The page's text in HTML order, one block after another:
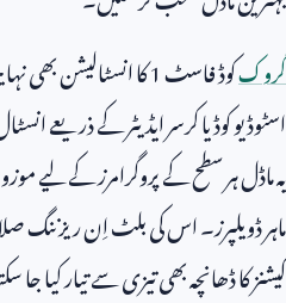
گروککوڈ فاسٹ1کا انسٹالیشن
اسٹوڈیو کوڈ یا کرسر ایڈیٹر کے ذریعے
یہ ماڈل ہر سطح کے پروگرامرز کے لیے
ماہر ڈویلپرز۔ اس کی بلٹ اِن ریزننگ
کیشنز کا ڈھانچہ بھی تیزی سے تیار کیا